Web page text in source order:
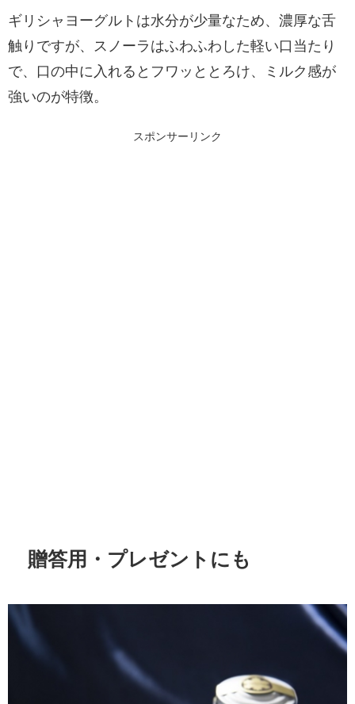
ギリシャヨーグルトは水分が少量なため、濃厚な舌
触りですが、スノーラはふわふわした軽い口当たり
で、口の中に入れるとフワッととろけ、ミルク感が
強いのが特徴。
スポンサーリンク
贈答用・プレゼントにも